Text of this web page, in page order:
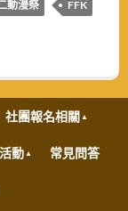
動漫祭 FFK
社團報名相關
動 常見問答